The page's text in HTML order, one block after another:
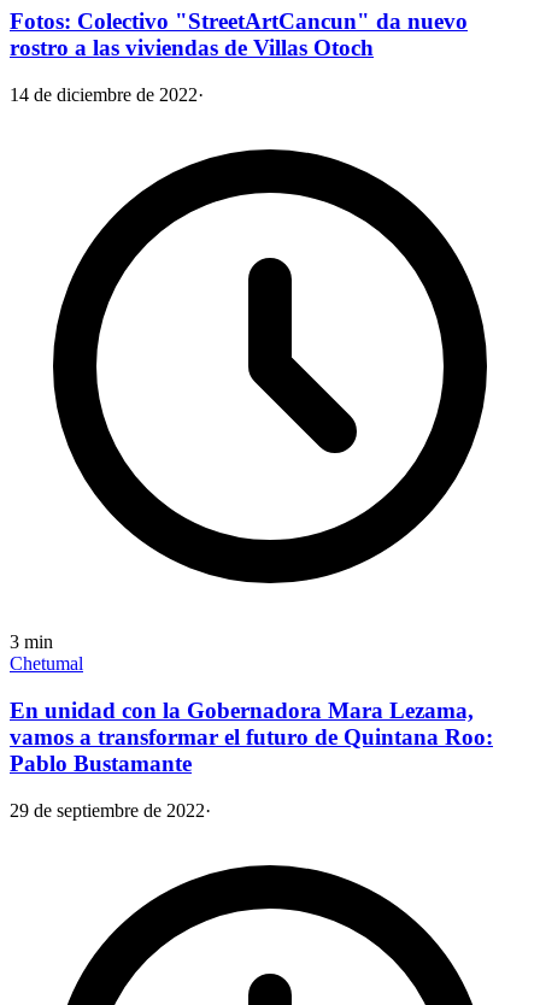
Fotos: Colectivo "StreetArtCancun" da nuevo
rostro a las viviendas de Villas Otoch
14 de diciembre de 2022·
3 min
Chetumal
En unidad con la Gobernadora Mara Lezama,
vamos a transformar el futuro de Quintana Roo:
Pablo Bustamante
29 de septiembre de 2022·